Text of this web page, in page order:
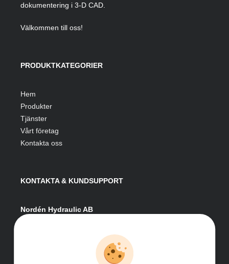
dokumentering i 3-D CAD.
Välkommen till oss!
PRODUKTKATEGORIER
Hem
Produkter
Tjänster
Vårt företag
Kontakta oss
KONTAKTA & KUNDSUPPORT
Nordén Hydraulic AB